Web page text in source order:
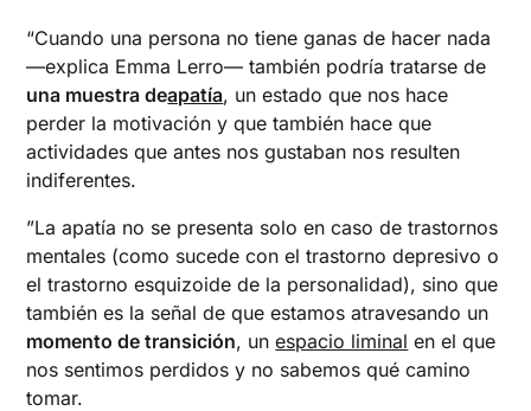
“Cuando una persona no tiene ganas de hacer nada
—explica Emma Lerro— también podría tratarse de
una muestra deapatía, un estado que nos hace
perder la motivación y que también hace que
actividades que antes nos gustaban nos resulten
indiferentes.
”La apatía no se presenta solo en caso de trastornos
mentales (como sucede con el trastorno depresivo o
el trastorno esquizoide de la personalidad), sino que
también es la señal de que estamos atravesando un
momento de transición, unespacio liminal en el que
nos sentimos perdidos y no sabemos qué camino
tomar.